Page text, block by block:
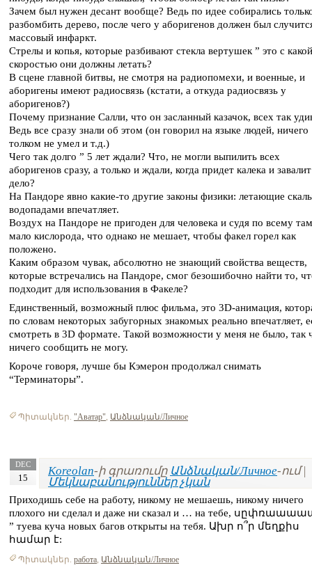
Зачем был нужен десант вообще? Ведь по идее собирались
разбомбить дерево, после чего у аборигенов должен был
массовый инфаркт.
Стрелы и копья, которые разбивают стекла вертушек ” это с
скоростью они должны летать?
В сцене главной битвы, не смотря на радиопомехи, и военные, и
аборигены имеют радиосвязь (кстати, а откуда радиосвязь у
аборигенов?)
Почему признание Салли, что он засланный казачок, всех так
Ведь все сразу знали об этом (он говорил на языке людей, ничего
толком не умел и т.д.)
Чего так долго ” 5 лет ждали? Что, не могли выпилить всех
аборигенов сразу, а только и ждали, когда придет калека и
дело?
На Пандоре явно какие-то другие законы физики: летающие
водопадами впечатляет.
Воздух на Пандоре не пригоден для человека и судя по всему там
мало кислорода, что однако не мешает, чтобы факел горел как
положено.
Каким образом чувак, абсолютно не знающий свойства веществ,
которые встречались на Пандоре, смог безошибочно найти то,
подходит для использования в Факеле?
Единственный, возможный плюс фильма, это 3D-анимация,
по словам некоторых забугорных знакомых реально впечатляет,
смотреть в 3D формате. Такой возможности у меня не было, так
ничего сообщить не могу.
Короче говоря, лучше бы Кэмерон продолжал снимать
“Терминаторы”.
Պիտակներ. "Аватар", Անձնական/Личное
DEC
15
Koreolan-ի գրառումը Անձնական/Личное-ում |
Մեկնաբանություններ չկան
Приходишь себе на работу, никому не мешаешь, никому ничего
плохого ни сделал и даже ни сказал и … на тебе,
” туева куча новых багов открыты на тебя. Ախր ո՞ր մեղքիս
համար է:
Պիտակներ. работа, Անձնական/Личное